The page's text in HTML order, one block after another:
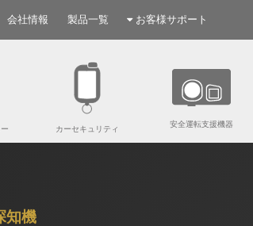
会社情報 製品一覧 お客様サポート
カーセキュリティ
安全運転支援機器
知機